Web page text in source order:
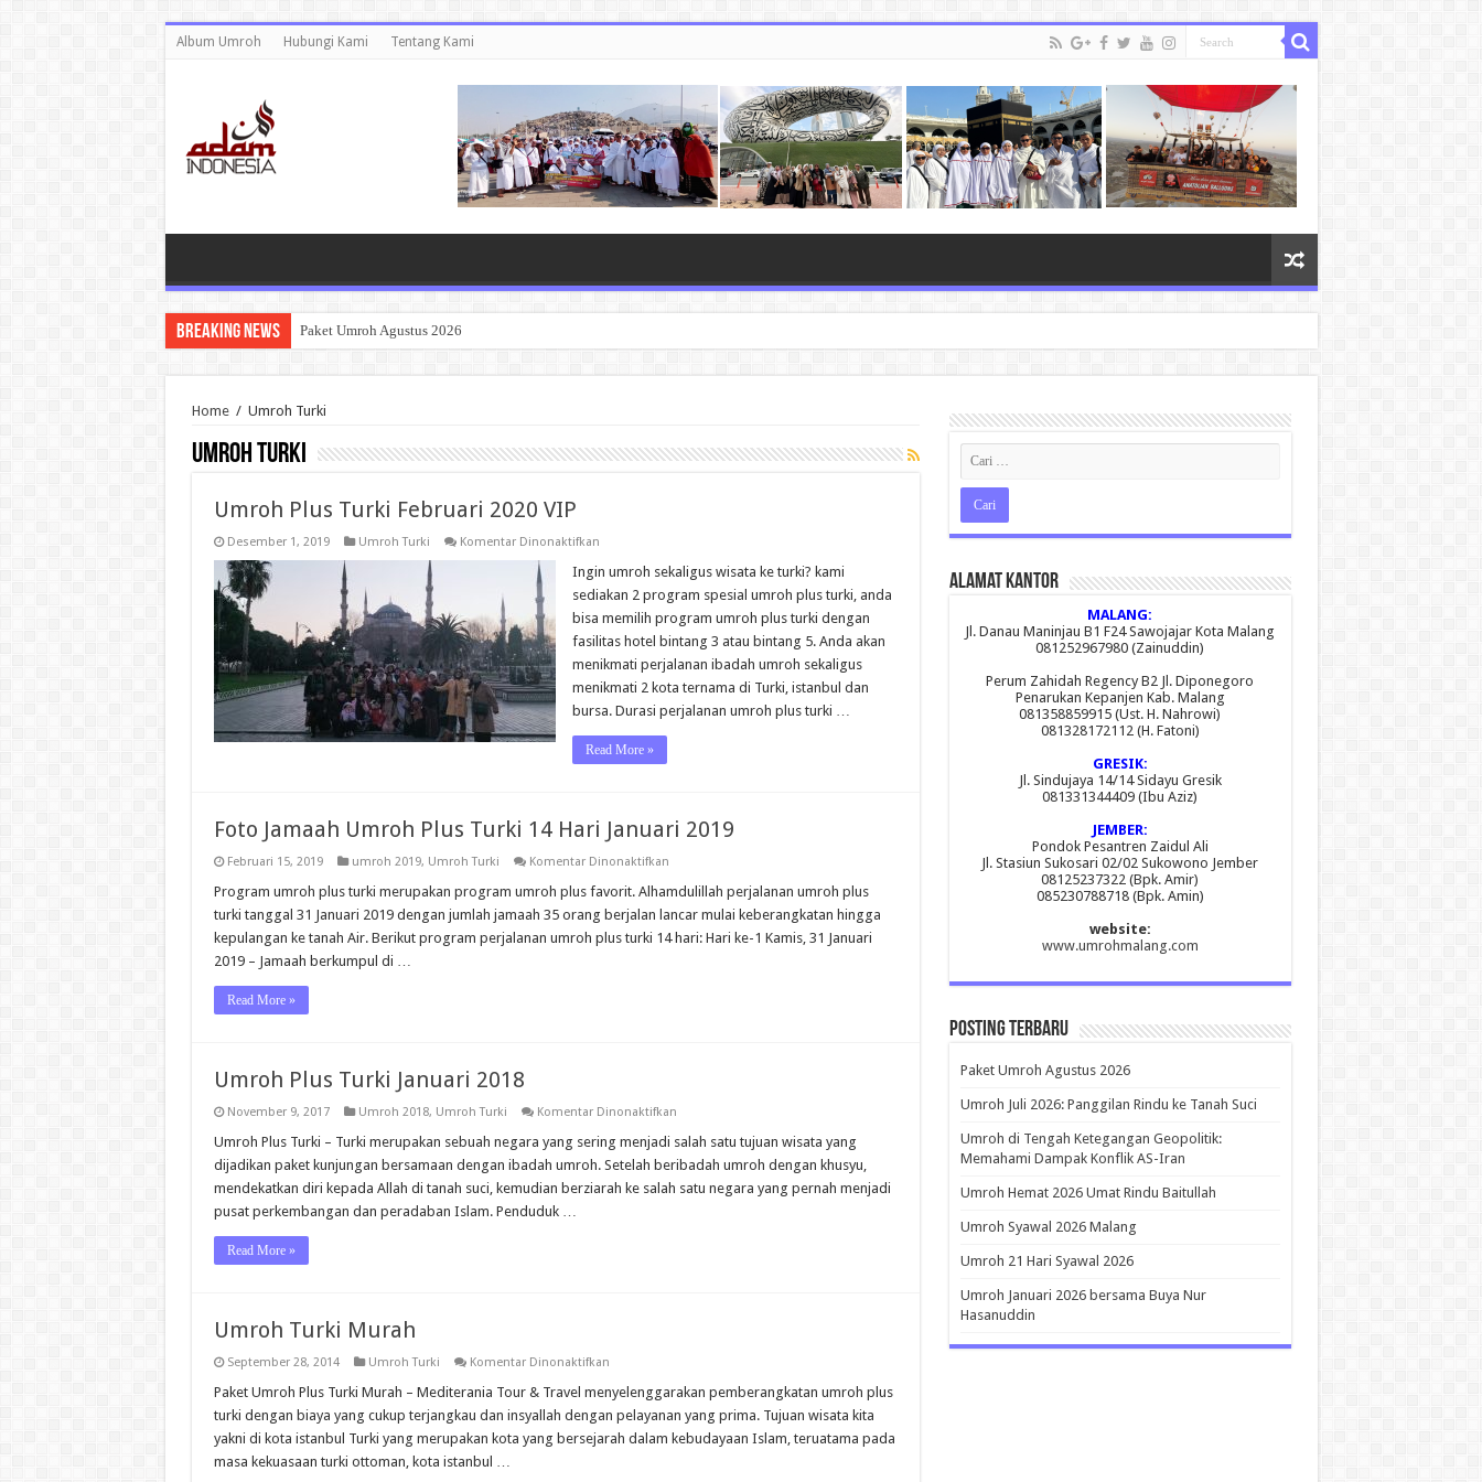
Album Umroh Hubungi Kami Tentang Kami
Breaking News Paket Umroh Agustus 2026
Home / Umroh Turki
Umroh Turki
Umroh Plus Turki Februari 2020 VIP
Desember 1, 2019 Umroh Turki Komentar Dinonaktifkanpada
Plus
Februari
2020
VIP
Ingin umroh sekaligus wisata ke turki? kami
sediakan 2 program spesial umroh plus turki, anda
bisa memilih program umroh plus turki dengan
fasilitas hotel bintang 3 atau bintang 5. Anda akan
menikmati perjalanan ibadah umroh sekaligus
menikmati 2 kota ternama di Turki, istanbul dan
bursa. Durasi perjalanan umroh plus turki …
Read More »
Foto Jamaah Umroh Plus Turki 14 Hari Januari 2019
Februari 15, 2019 umroh 2019, Umroh Turki Komentar Dinonaktifkanpada
Jamaah
Plus
Turki
14
Program umroh plus turki merupakan program umroh plus favorit. Alhamdulillah perjalanan umroh plus
turki tanggal 31 Januari 2019 dengan jumlah jamaah 35 orang berjalan lancar mulai keberangkatan hingga
kepulangan ke tanah Air. Berikut program perjalanan umroh plus turki 14 hari: Hari ke-1 Kamis, 31 Januari
2019 – Jamaah berkumpul di …
Read More »
Umroh Plus Turki Januari 2018
November 9, 2017 Umroh 2018, Umroh Turki Komentar Dinonaktifkanpada
Plus
Januari
2018
Umroh Plus Turki – Turki merupakan sebuah negara yang sering menjadi salah satu tujuan wisata yang
dijadikan paket kunjungan bersamaan dengan ibadah umroh. Setelah beribadah umroh dengan khusyu,
mendekatkan diri kepada Allah di tanah suci, kemudian berziarah ke salah satu negara yang pernah menjadi
pusat perkembangan dan peradaban Islam. Penduduk …
Read More »
Umroh Turki Murah
September 28, 2014 Umroh Turki Komentar Dinonaktifkanpada
Turki
Murah
Paket Umroh Plus Turki Murah – Mediterania Tour & Travel menyelenggarakan pemberangkatan umroh plus
turki dengan biaya yang cukup terjangkau dan insyallah dengan pelayanan yang prima. Tujuan wisata kita
yakni di kota istanbul Turki yang merupakan kota yang bersejarah dalam kebudayaan Islam, teruatama pada
masa kekuasaan turki ottoman, kota istanbul …
Alamat Kantor
MALANG:
Jl. Danau Maninjau B1 F24 Sawojajar Kota Malang
081252967980 (Zainuddin)
Perum Zahidah Regency B2 Jl. Diponegoro
Penarukan Kepanjen Kab. Malang
081358859915 (Ust. H. Nahrowi)
081328172112 (H. Fatoni)
GRESIK:
Jl. Sindujaya 14/14 Sidayu Gresik
081331344409 (Ibu Aziz)
JEMBER:
Pondok Pesantren Zaidul Ali
Jl. Stasiun Sukosari 02/02 Sukowono Jember
08125237322 (Bpk. Amir)
085230788718 (Bpk. Amin)
website:
www.umrohmalang.com
Posting Terbaru
Paket Umroh Agustus 2026
Umroh Juli 2026: Panggilan Rindu ke Tanah Suci
Umroh di Tengah Ketegangan Geopolitik:
Memahami Dampak Konflik AS-Iran
Umroh Hemat 2026 Umat Rindu Baitullah
Umroh Syawal 2026 Malang
Umroh 21 Hari Syawal 2026
Umroh Januari 2026 bersama Buya Nur
Hasanuddin